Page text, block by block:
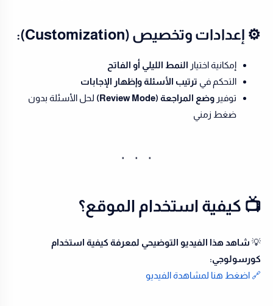
⚙️ إعدادات وتخصيص (Customization):
إمكانية اختيار النمط الليلي أو الفاتح
التحكم في ترتيب الأسئلة وإظهار الإجابات
توفير وضع المراجعة (Review Mode)
لحل الأسئلة بدون
ضغط زمني
📺 كيفية استخدام الموقع؟
💡 شاهد هذا الفيديو التوضيحي لمعرفة كيفية استخدام
كورسولوجي:
🔗 اضغط هنا لمشاهدة الفيديو